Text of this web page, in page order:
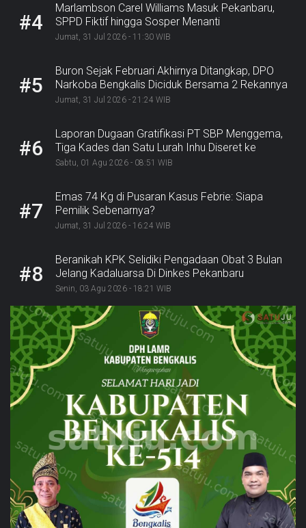
#4
Marlambson Carel Williams Masuk Pekanbaru,
SPPD Fiktif hingga Sosper Menanti
Jumat, 31 Jul 2026 - 11:30 WIB
#5
Buron Sejak Februari Akhirnya Ditangkap, DPO
Narkoba Bengkalis Diciduk Bersama 2 Rekannya
Jumat, 31 Jul 2026 - 21:24 WIB
#6
Laporan Dugaan Gratifikasi PT SBP Menggema,
Tiga Kades dan Satu Lurah Inhu Diseret ke
Kejaksaan
Sabtu, 01 Agu 2026 - 08:51 WIB
#7
Emas 74 Kg di Pusaran Kasus Febrie: Siapa
Pemilik Sebenarnya?
Jumat, 31 Jul 2026 - 16:24 WIB
#8
Beranikah KPK Selidiki Pengadaan Obat 3 Bulan
Jelang Kadaluarsa Di Dinkes Pekanbaru
Senin, 03 Agu 2026 - 18:21 WIB